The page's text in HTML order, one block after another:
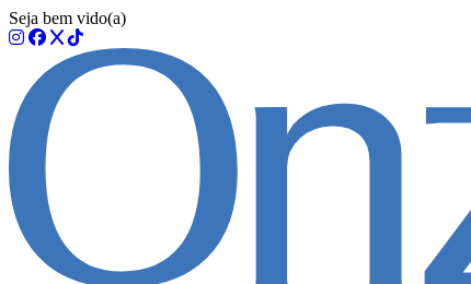
Seja bem vido(a)